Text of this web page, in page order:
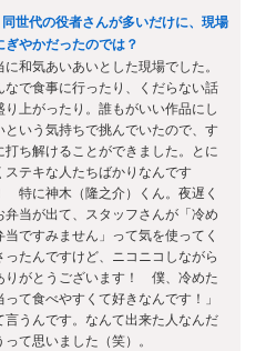
世代の役者さんが多いだけに、現場
ぎやかだったのでは？
に和気あいあいとした現場でした。
なで食事に行ったり、くだらない話
り上がったり。誰もがいい作品にし
という気持ちで挑んでいたので、す
打ち解けることができました。とに
ステキな人たちばかりなんです
特に神木（隆之介）くん。夜遅く
弁当が出て、スタッフさんが「冷め
当ですみません」って気を使ってく
ったんですけど、ニコニコしながら
りがとうございます！ 僕、冷めた
って食べやすくて好きなんです！」
言うんです。なんて出来た人なんだ
って思いました（笑）。